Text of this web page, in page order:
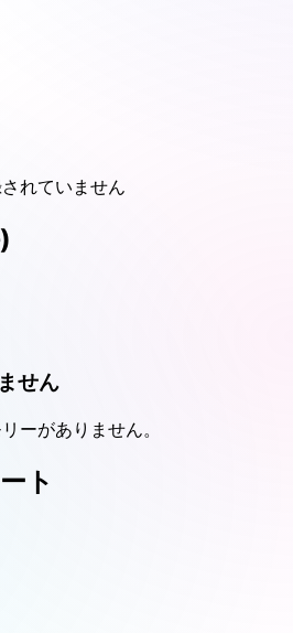
れていません
せん
ーがありません。
ト